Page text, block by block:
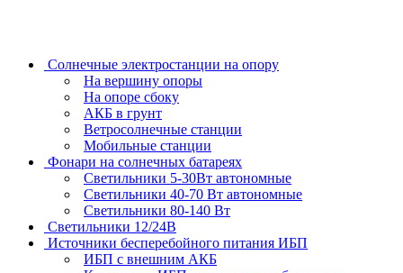
Солнечные электростанции на опору
На вершину опоры
На опоре сбоку
АКБ в грунт
Ветросолнечные станции
Мобильные станции
Фонари на солнечных батареях
Светильники 5-30Вт автономные
Светильники 40-70 Вт автономные
Светильники 80-140 Вт
Светильники 12/24В
Источники бесперебойного питания ИБП
ИБП с внешним АКБ